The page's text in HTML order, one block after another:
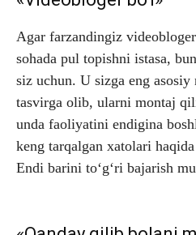
Agar farzandingiz
sohada pul topishni istasa,
siz uchun. U sizga eng
tasvirga olib, ularni montaj
unda faoliyatini endigina
keng tarqalgan xatolari
Endi barini to‘g‘ri bajarish